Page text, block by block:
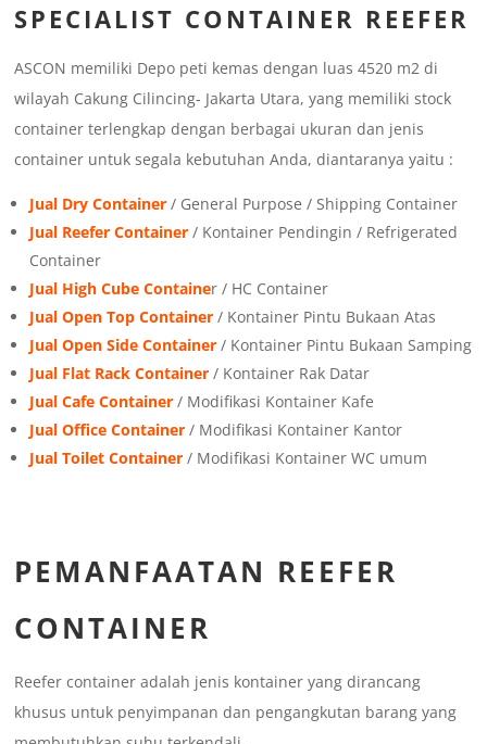
SPECIALIST CONTAINER REEFER
ASCON memiliki Depo peti kemas dengan luas 4520 m2 di
wilayah Cakung Cilincing- Jakarta Utara, yang memiliki stock
container terlengkap dengan berbagai ukuran dan jenis
container untuk segala kebutuhan Anda, diantaranya yaitu :
Jual Dry Container / General Purpose / Shipping Container
Jual Reefer Container / Kontainer Pendingin / Refrigerated
Container
Jual High Cube Container / HC Container
Jual Open Top Container / Kontainer Pintu Bukaan Atas
Jual Open Side Container / Kontainer Pintu Bukaan Samping
Jual Flat Rack Container / Kontainer Rak Datar
Jual Cafe Container / Modifikasi Kontainer Kafe
Jual Office Container / Modifikasi Kontainer Kantor
Jual Toilet Container / Modifikasi Kontainer WC umum
PEMANFAATAN REEFER
CONTAINER
Reefer container adalah jenis kontainer yang dirancang
khusus untuk penyimpanan dan pengangkutan barang yang